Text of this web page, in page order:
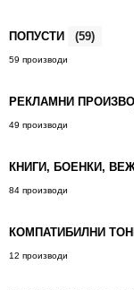
ПОПУСТИ (59)
59 производи
РЕКЛАМНИ
49 производи
КНИГИ, БОЕНКИ,
84 производи
КОМПАТИБИЛНИ
12 производи